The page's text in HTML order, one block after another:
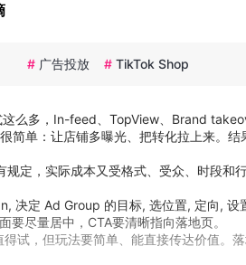
# 广告投放 # TikTok Shop
么多，In-feed、TopView、Brand
单：让店铺多曝光、把转化拉上来。结
定，实际成本又受格式、受众、时段和
决定 Ad Group 的目标, 选位置, 定向, 设
尽量居中，CTA要清晰指向落地页。
试，但玩法要简单、能直接传达价值。